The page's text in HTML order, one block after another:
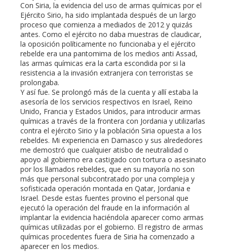
Con Siria, la evidencia del uso de armas químicas por el
Ejército Sirio, ha sido implantada después de un largo
proceso que comienza a mediados de 2012 y quizás
antes. Como el ejército no daba muestras de claudicar,
la oposición políticamente no funcionaba y el ejército
rebelde era una pantomima de los medios anti Assad,
las armas químicas era la carta escondida por si la
resistencia a la invasión extranjera con terroristas se
prolongaba.
Y así fue. Se prolongó más de la cuenta y allí estaba la
asesoría de los servicios respectivos en Israel, Reino
Unido, Francia y Estados Unidos, para introducir armas
químicas a través de la frontera con Jordania y utilizarlas
contra el ejército Sirio y la población Siria opuesta a los
rebeldes. Mi experiencia en Damasco y sus alrededores
me demostró que cualquier atisbo de neutralidad o
apoyo al gobierno era castigado con tortura o asesinato
por los llamados rebeldes, que en su mayoría no son
más que personal subcontratado por una compleja y
sofisticada operación montada en Qatar, Jordania e
Israel. Desde estas fuentes provino el personal que
ejecutó la operación del fraude en la información al
implantar la evidencia haciéndola aparecer como armas
químicas utilizadas por el gobierno. El registro de armas
químicas procedentes fuera de Siria ha comenzado a
aparecer en los medios.